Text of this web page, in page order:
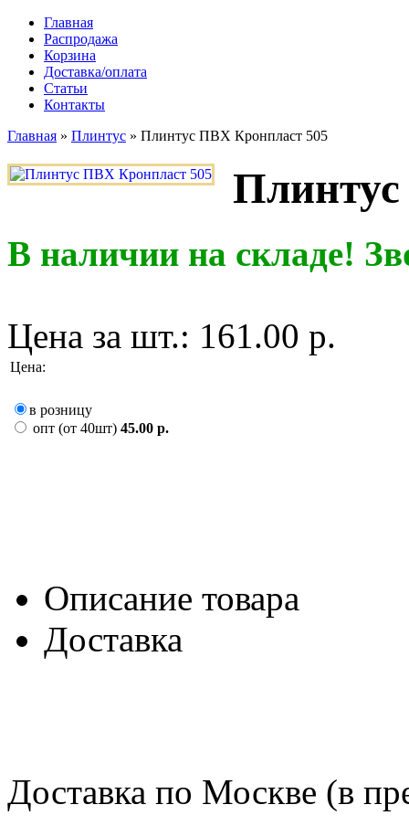
Главная
Распродажа
Корзина
Доставка/оплата
Статьи
Контакты
Главная » Плинтус » Плинтус ПВХ Кронпласт 505
В наличии на складе!
Цена за шт.: 161.00 р.
Цена:
в розницу
опт (от 40шт) 45.00 р.
Описание товара
Доставка
Доставка по Москве (в